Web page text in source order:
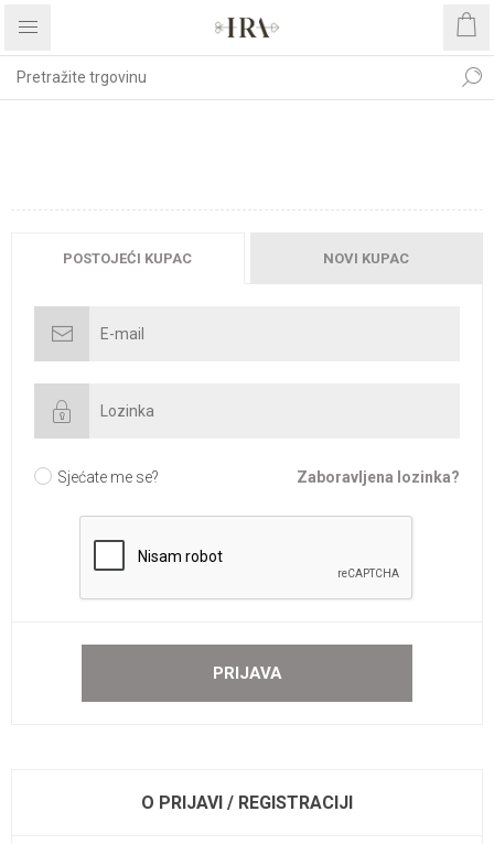
POSTOJEĆI KUPAC NOVI KUPAC
Sjećate me se? Zaboravljena lozinka?
O PRIJAVI / REGISTRACIJI